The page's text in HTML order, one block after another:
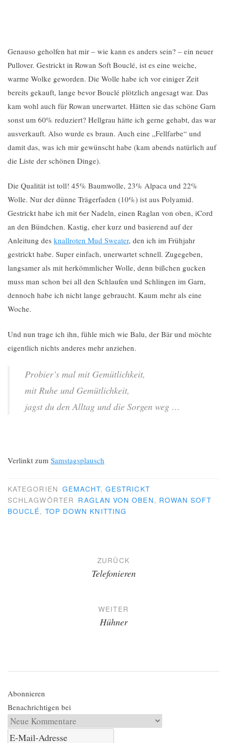
Genauso geholfen hat mir – wie kann es anders sein? – ein neuer
Pullover. Gestrickt in Rowan Soft Bouclé, ist es eine weiche,
warme Wolke geworden. Die Wolle habe ich vor einiger Zeit
bereits gekauft, lange bevor Bouclé plötzlich angesagt war. Das
kam wohl auch für Rowan unerwartet. Hätten sie das schöne Garn
sonst um 60% reduziert? Hellgrau hätte ich gerne gehabt, das war
ausverkauft. Also wurde es braun. Auch eine „Fellfarbe“ und
damit das, was ich mir gewünscht habe (kam abends natürlich auf
die Liste der schönen Dinge).
Die Qualität ist toll! 45% Baumwolle, 23% Alpaca und 22%
Wolle. Nur der dünne Trägerfaden (10%) ist aus Polyamid.
Gestrickt habe ich mit 6er Nadeln, einen Raglan von oben, iCord
an den Bündchen. Kastig, eher kurz und basierend auf der
Anleitung des knallroten Mud Sweater, den ich im Frühjahr
gestrickt habe. Super einfach, unerwartet schnell. Zugegeben,
langsamer als mit herkömmlicher Wolle, denn bißchen gucken
muss man schon bei all den Schlaufen und Schlingen im Garn,
dennoch habe ich nicht lange gebraucht. Kaum mehr als eine
Woche.
Und nun trage ich ihn, fühle mich wie Balu, der Bär und möchte
eigentlich nichts anderes mehr anziehen.
Probier’s mal mit Gemütlichkeit,
mit Ruhe und Gemütlichkeit,
jagst du den Alltag und die Sorgen weg …
Verlinkt zum Samstagsplausch
KATEGORIEN GEMACHT, GESTRICKT
SCHLAGWÖRTER RAGLAN VON OBEN, ROWAN SOFT
BOUCLÉ, TOP DOWN KNITTING
Beitragsnavigation
ZURÜCK
Telefonieren
WEITER
Hühner
Abonnieren
Benachrichtigen bei